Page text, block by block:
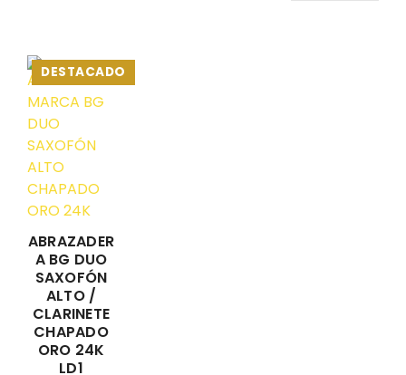
DESTACADO
ABRAZADER
A BG DUO
SAXOFÓN
ALTO /
CLARINETE
CHAPADO
ORO 24K
LD1